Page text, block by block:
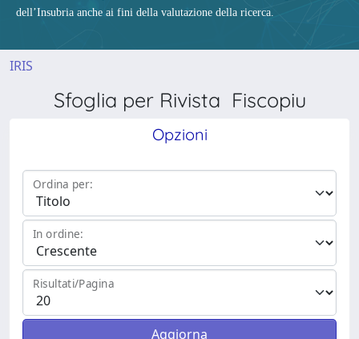
dell’Insubria anche ai fini della valutazione della ricerca.
IRIS
Sfoglia per Rivista Fiscopiu
Opzioni
Ordina per:
In ordine:
Risultati/Pagina